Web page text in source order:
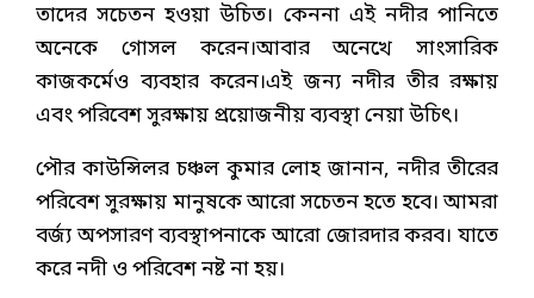
তাদের সচেতন হওয়া উচিত। কেননা এই নদীর পানিতে
অনেকে গোসল করেন।আবার অনেখে সাংসারিক
কাজকর্মেও ব্যবহার করেন।এই জন্য নদীর তীর রক্ষায়
এবং পরিবেশ সুরক্ষায় প্রয়োজনীয় ব্যবস্থা নেয়া উচিৎ।
পৌর কাউন্সিলর চঞ্চল কুমার লোহ জানান, নদীর তীরের
পরিবেশ সুরক্ষায় মানুষকে আরো সচেতন হতে হবে। আমরা
বর্জ্য অপসারণ ব্যবস্থাপনাকে আরো জোরদার করব। যাতে
করে নদী ও পরিবেশ নষ্ট না হয়।